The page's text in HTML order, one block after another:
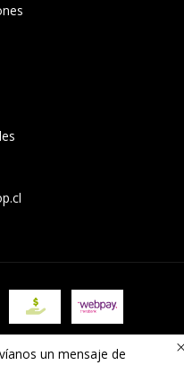
plumas, lapiceras y accesorios.
un mensaje de